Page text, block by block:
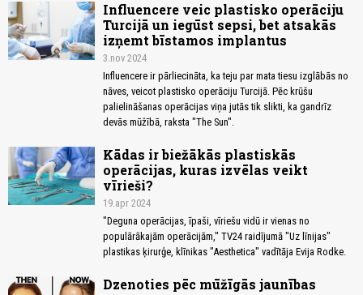
Influencere veic plastisko operāciju
Turcijā un iegūst sepsi, bet atsakās
izņemt bīstamos implantus
3.nov 2024
Influencere ir pārliecināta, ka teju par mata tiesu izglābās no
nāves, veicot plastisko operāciju Turcijā. Pēc krūšu
palielināšanas operācijas viņa jutās tik slikti, ka gandrīz
devās mūžībā, raksta "The Sun".
Kādas ir biežākās plastiskās
operācijas, kuras izvēlas veikt
vīrieši?
19.apr 2024
"Deguna operācijas, īpaši, vīriešu vidū ir vienas no
populārākajām operācijām," TV24 raidījumā "Uz līnijas"
plastikas ķirurģe, klīnikas "Aesthetica" vadītāja Evija Rodke.
Dzenoties pēc mūžīgās jaunības